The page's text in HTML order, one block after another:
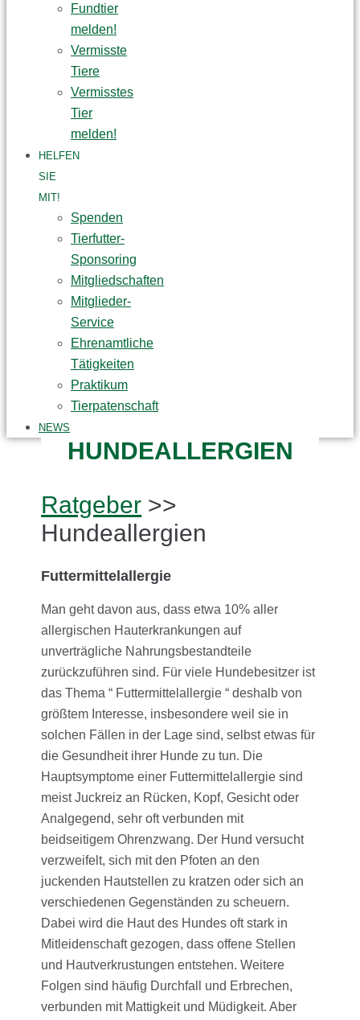
Fundtier
melden!
Vermisste
Tiere
Vermisstes
Tier
melden!
HELFEN
SIE
MIT!
Spenden
Tierfutter-
Sponsoring
Mitgliedschaften
Mitglieder-
Service
Ehrenamtliche
Tätigkeiten
Praktikum
Tierpatenschaft
NEWS
HUNDEALLERGIEN
Ratgeber >>
Hundeallergien
Futtermittelallergie
Man geht davon aus, dass etwa 10% aller
allergischen Hauterkrankungen auf
unverträgliche Nahrungsbestandteile
zurückzuführen sind. Für viele Hundebesitzer ist
das Thema “ Futtermittelallergie “ deshalb von
größtem Interesse, insbesondere weil sie in
solchen Fällen in der Lage sind, selbst etwas für
die Gesundheit ihrer Hunde zu tun. Die
Hauptsymptome einer Futtermittelallergie sind
meist Juckreiz an Rücken, Kopf, Gesicht oder
Analgegend, sehr oft verbunden mit
beidseitigem Ohrenzwang. Der Hund versucht
verzweifelt, sich mit den Pfoten an den
juckenden Hautstellen zu kratzen oder sich an
verschiedenen Gegenständen zu scheuern.
Dabei wird die Haut des Hundes oft stark in
Mitleidenschaft gezogen, dass offene Stellen
und Hautverkrustungen entstehen. Weitere
Folgen sind häufig Durchfall und Erbrechen,
verbunden mit Mattigkeit und Müdigkeit. Aber